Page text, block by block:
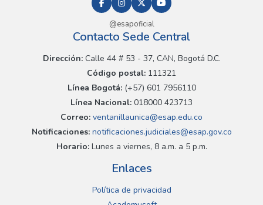
@esapoficial
Contacto Sede Central
Dirección:Calle 44 # 53 - 37, CAN, Bogotá D.C.
Código postal: 111321
Línea Bogotá:(+57) 601 7956110
Línea Nacional: 018000 423713
Correo: ventanillaunica@esap.edu.co
Notificaciones:notificaciones.judiciales@esap.gov.co
Horario:Lunes a viernes, 8 a.m. a 5 p.m.
Enlaces
Política de privacidad